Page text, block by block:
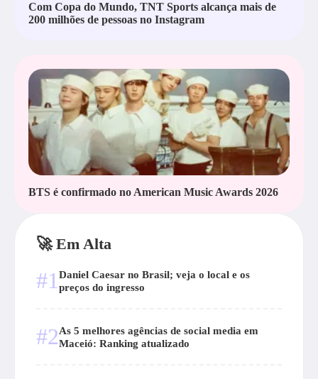
Com Copa do Mundo, TNT Sports alcança mais de
200 milhões de pessoas no Instagram
BTS é confirmado no American Music Awards 2026
🚀 Em Alta
#1 Daniel Caesar no Brasil; veja o local e os
preços do ingresso
#2As 5 melhores agências de social media em
Maceió: Ranking atualizado